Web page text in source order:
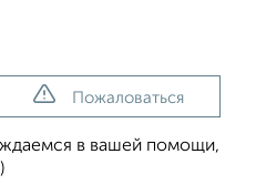
Пожаловаться
в вашей помощи,